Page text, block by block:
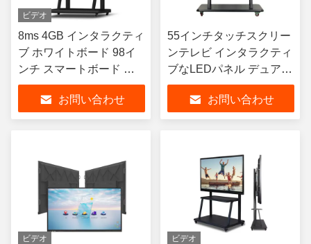
ビデオ
8ms 4GB インタラクティ
ブ ホワイトボード 98イ
ンチ スマートボード タ
ッチスクリーン クラスル
ーム用
お問い合わせ
55インチタッチスクリー
ンテレビ インタラクティ
ブなLEDパネル デュアル
オペレーティングシステ
ム プロジェクターボード
教用
お問い合わせ
ビデオ ビデオ